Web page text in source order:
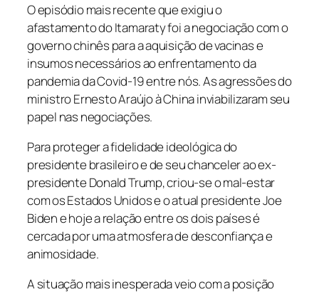
O episódio mais recente que exigiu o
afastamento do Itamaraty foi a negociação com o
governo chinês para a aquisição de vacinas e
insumos necessários ao enfrentamento da
pandemia da Covid-19 entre nós. As agressões do
ministro Ernesto Araújo à China inviabilizaram seu
papel nas negociações.
Para proteger a fidelidade ideológica do
presidente brasileiro e de seu chanceler ao ex-
presidente Donald Trump, criou-se o mal-estar
com os Estados Unidos e o atual presidente Joe
Biden e hoje a relação entre os dois países é
cercada por uma atmosfera de desconfiança e
animosidade.
A situação mais inesperada veio com a posição